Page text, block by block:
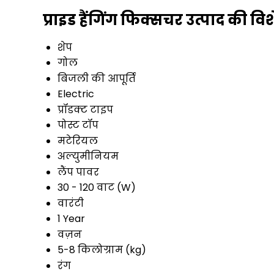
प्राइड हैंगिंग फिक्सचर उत्पाद की
शेप
गोल
बिजली की आपूर्ति
Electric
प्रॉडक्ट टाइप
पोस्ट टॉप
मटेरियल
अल्युमीनियम
लैंप पावर
30 - 120 वाट (W)
वारंटी
1 Year
वज़न
5-8 किलोग्राम (kg)
रंग